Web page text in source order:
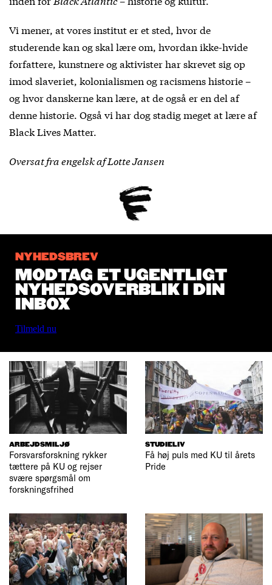
Vi mener, at vores institut er et sted, hvor de
studerende kan og skal lære om, hvordan ikke-hvide
forfattere, kunstnere og aktivister har skrevet sig op
imod slaveriet, kolonialismen og racismens historie –
og hvor danskerne kan lære, at de også er en del af
denne historie. Også vi har dog stadig meget at lære af
Black Lives Matter.
Oversat fra engelsk af Lotte Jansen
NYHEDSBREV
MODTAG ET UGENTLIGT
NYHEDSOVERBLIK I DIN
INBOX
Tilmeld nu
ARBEJDSMILJØ
Forsvarsforskning rykker
tættere på KU og rejser
svære spørgsmål om
forskningsfrihed
STUDIELIV
Få høj puls med KU til årets
Pride